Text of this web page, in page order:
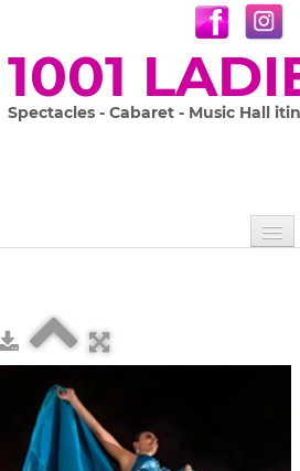
1001
Spectacles - Cabaret - Music Hall